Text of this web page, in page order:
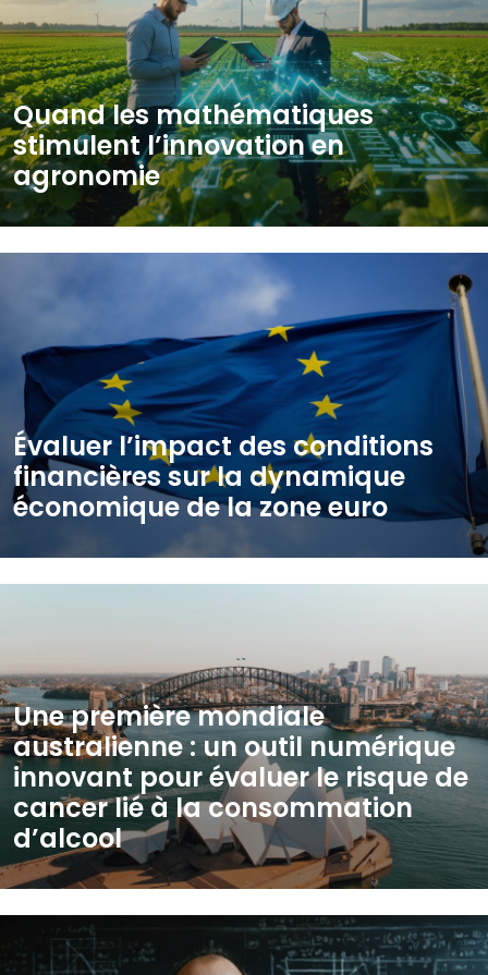
Quand les mathématiques
stimulent l’innovation en
agronomie
Évaluer l’impact des conditions
financières sur la dynamique
économique de la zone euro
Une première mondiale
australienne : un outil numérique
innovant pour évaluer le risque de
cancer lié à la consommation
d’alcool